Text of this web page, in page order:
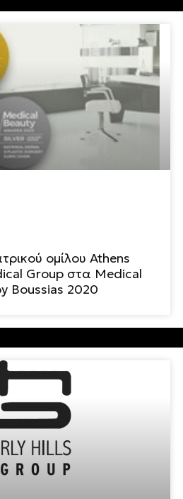
ομίλου Athens
Group στα Medical
Boussias 2020